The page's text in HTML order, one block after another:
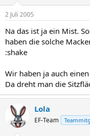
2 Juli 2005
Na das ist ja ein Mist.
haben die solche
:shake
Wir haben ja auch
Da dreht man die
Lola
EF-Team